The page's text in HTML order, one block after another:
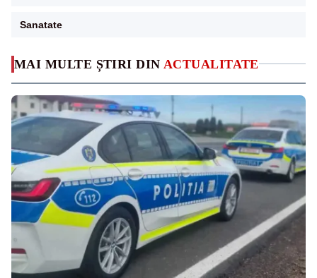
MAI MULTE ȘTIRI DIN ACTUALITATE
Sanatate